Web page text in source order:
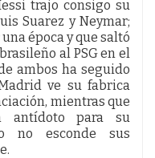
trajo consigo su
Suarez y Neymar;
época y que saltó
al PSG en el
ambos ha seguido
ve su fabrica
mientras que
antídoto para su
no esconde sus